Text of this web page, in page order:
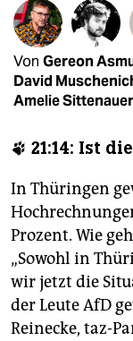
fragen & hilfe
unterstützen
abo
epaper login
Von Gereon
David
Amelie Sittenauer
🐾 21:14: Ist
In Thüringen
Prozent. Wie
„Sowohl in
wir jetzt die
der Leute AfD
Reinecke, taz-